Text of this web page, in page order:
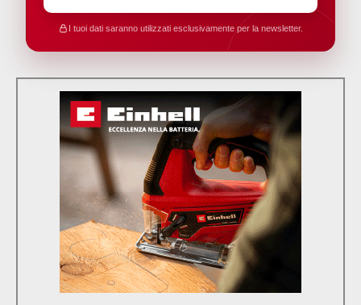
I tuoi dati saranno utilizzati esclusivamente per la newsletter.